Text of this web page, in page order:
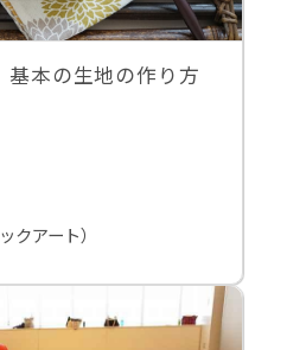
基本の生地の作り方
クアート）